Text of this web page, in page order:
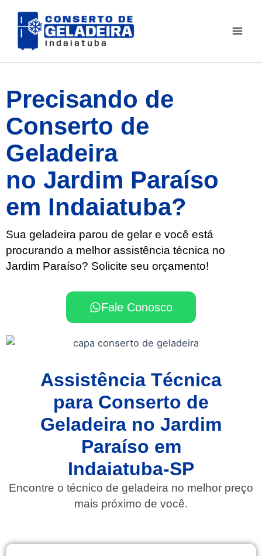
para
Precisando de
Conserto de
Geladeira
no Jardim Paraíso
em Indaiatuba?
Sua geladeira parou de gelar e você está
procurando a melhor assistência técnica no
Jardim Paraíso? Solicite seu orçamento!
Fale Conosco
Assistência Técnica
para Conserto de
Geladeira no Jardim
Paraíso em
Indaiatuba-SP
Encontre o técnico de geladeira no melhor preço
mais próximo de você.